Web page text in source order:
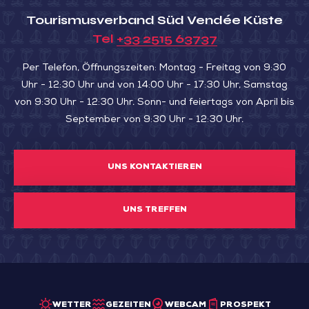
Tourismusverband Süd Vendée Küste
Tel +33 2515 63737
Per Telefon, Öffnungszeiten: Montag - Freitag von 9:30
Uhr - 12:30 Uhr und von 14:00 Uhr - 17:30 Uhr, Samstag
von 9:30 Uhr - 12:30 Uhr. Sonn- und feiertags von April bis
September von 9:30 Uhr - 12:30 Uhr.
UNS KONTAKTIEREN
UNS TREFFEN
WETTER GEZEITEN WEBCAM PROSPEKT